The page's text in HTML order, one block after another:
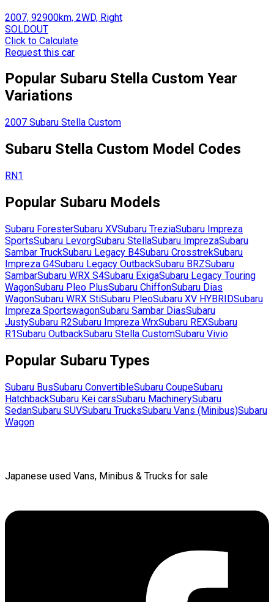
2007, 92900km, 2WD, Right
SOLDOUT
Click to Calculate
Request this car
Popular Subaru Stella Custom Year
Variations
2007 Subaru Stella Custom
Subaru Stella Custom Model Codes
RN1
Popular Subaru Models
Subaru ForesterSubaru XVSubaru TreziaSubaru Impreza
SportsSubaru LevorgSubaru StellaSubaru ImprezaSubaru
Sambar TruckSubaru Legacy B4Subaru CrosstrekSubaru
Impreza G4Subaru Legacy OutbackSubaru BRZSubaru
SambarSubaru WRX S4Subaru ExigaSubaru Legacy Touring
WagonSubaru Pleo PlusSubaru ChiffonSubaru Dias
WagonSubaru WRX StiSubaru PleoSubaru XV HYBRIDSubaru
Impreza SportswagonSubaru Sambar DiasSubaru
JustySubaru R2Subaru Impreza WrxSubaru REXSubaru
R1Subaru OutbackSubaru Stella CustomSubaru Vivio
Popular Subaru Types
Subaru BusSubaru ConvertibleSubaru CoupeSubaru
HatchbackSubaru Kei carsSubaru MachinerySubaru
SedanSubaru SUVSubaru TrucksSubaru Vans (Minibus)Subaru
Wagon
Japanese used Vans, Minibus & Trucks for sale